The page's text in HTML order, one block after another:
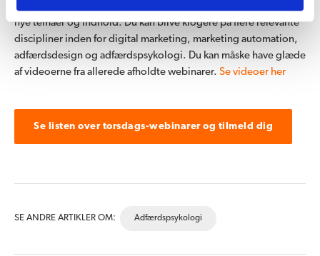
torsdags webinarer. Oplægsrækken opdateres jævnligt med
nye temaer og indhold. Du kan blive klogere på flere relevante
discipliner inden for digital marketing, marketing automation,
adfærdsdesign og adfærdspsykologi. Du kan måske have glæde
af videoerne fra allerede afholdte webinarer. Se videoer her
Se listen over torsdags-webinarer og tilmeld dig
SE ANDRE ARTIKLER OM: Adfærdspsykologi